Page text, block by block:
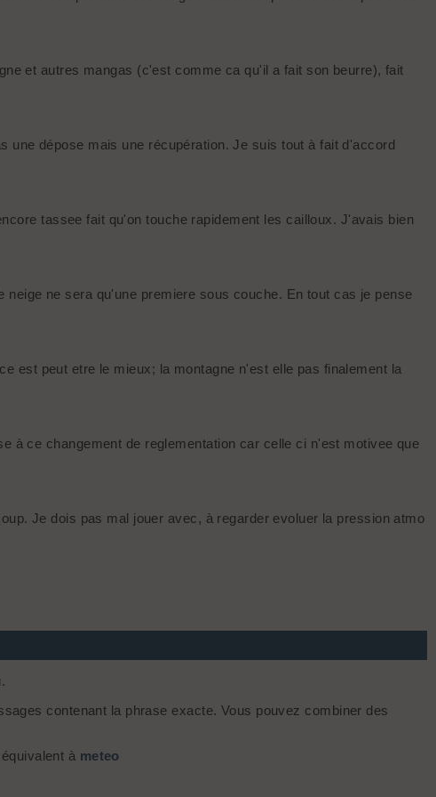
et autres mangas (c'est comme ca qu'il a fait son beurre), fait
une dépose mais une récupération. Je suis tout à fait d'accord
tassee fait qu'on touche rapidement les cailloux. J'avais bien
ne sera qu'une premiere sous couche. En tout cas je pense
est peut etre le mieux; la montagne n'est elle pas finalement la
à ce changement de reglementation car celle ci n'est motivee que
Je dois pas mal jouer avec, à regarder evoluer la pression atmo
contenant la phrase exacte. Vous pouvez combiner des
à meteo